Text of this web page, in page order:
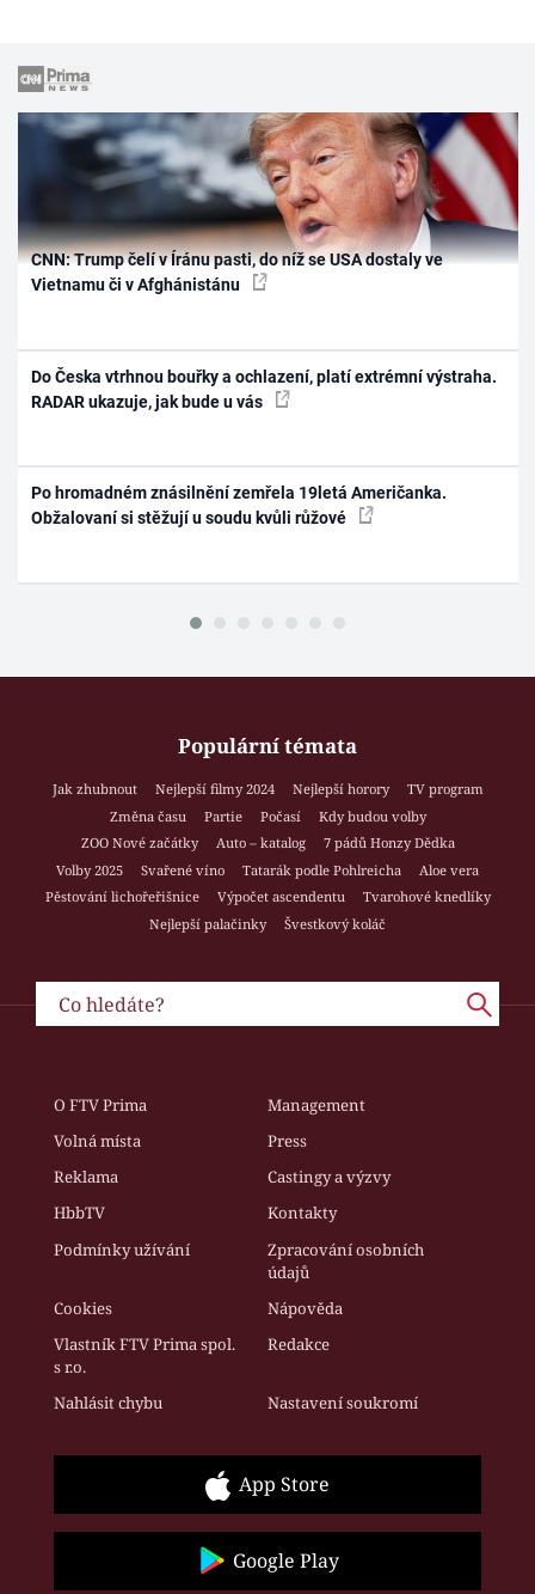
CNN: Trump čelí v Íránu pasti, do níž se USA dostaly ve
Vietnamu či v Afghánistánu
Do Česka vtrhnou bouřky a ochlazení, platí extrémní výstraha.
RADAR ukazuje, jak bude u vás
Po hromadném znásilnění zemřela 19letá Američanka.
Obžalovaní si stěžují u soudu kvůli růžové
Populární témata
Jak zhubnout Nejlepší filmy 2024 Nejlepší horory
TV program
Změna času
Partie Počasí
Kdy budou volby
ZOO Nové začátky
Auto – katalog
7 pádů Honzy Dědka
Volby 2025
Svařené víno Tatarák podle Pohlreicha
Aloe vera
Pěstování lichořeřišnice
Výpočet ascendentu
Tvarohové knedlíky
Nejlepší palačinky
Švestkový koláč
O FTV Prima
Management
Volná místa
Press
Reklama
Castingy a výzvy
HbbTV
Kontakty
Podmínky užívání
Zpracování osobních
údajů
Cookies
Nápověda
Vlastník FTV Prima spol.
s r.o.
Redakce
Nahlásit chybu Nastavení soukromí
App Store
Google Play